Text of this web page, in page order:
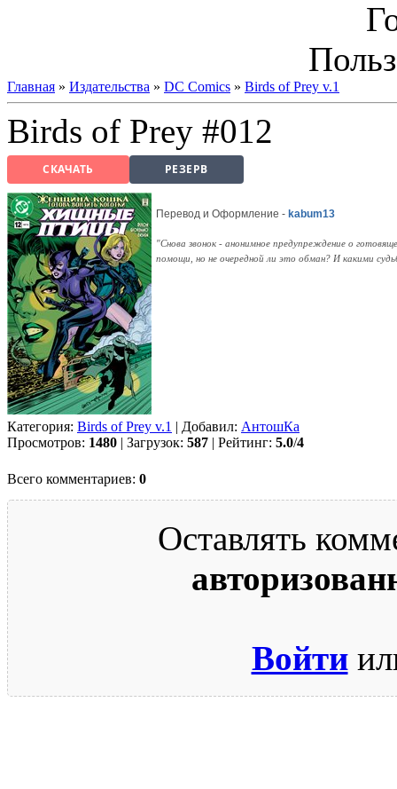
Главная » Издательства » DC Comics » Birds of Prey v.1
Birds of Prey #012
СКАЧАТЬ РЕЗЕРВ
Перевод и Оформление - kabum13
"Снова звонок - анонимное предупреждение о
помощи, но не очередной ли это обман? И какими
Категория: Birds of Prey v.1 | Добавил: АнтошКа
Просмотров: 1480 | Загрузок: 587 | Рейтинг: 5.0/4
Всего комментариев: 0
Оставлять
Войти